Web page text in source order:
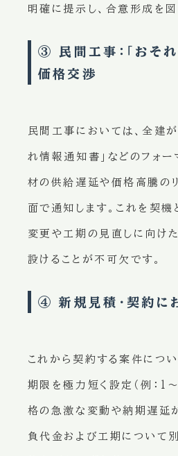
明確に提示し、合意形成を図
③ 民間工事：「おそれ
価格交渉
民間工事においては、全建
れ情報通知書」などのフォー
材の供給遅延や価格高騰の
面で通知します。これを契機
変更や工期の見直しに向け
設けることが不可欠です。
④ 新規見積・契約に
これから契約する案件につ
期限を極力短く設定（例：1
格の急激な変動や納期遅延
負代金および工期について